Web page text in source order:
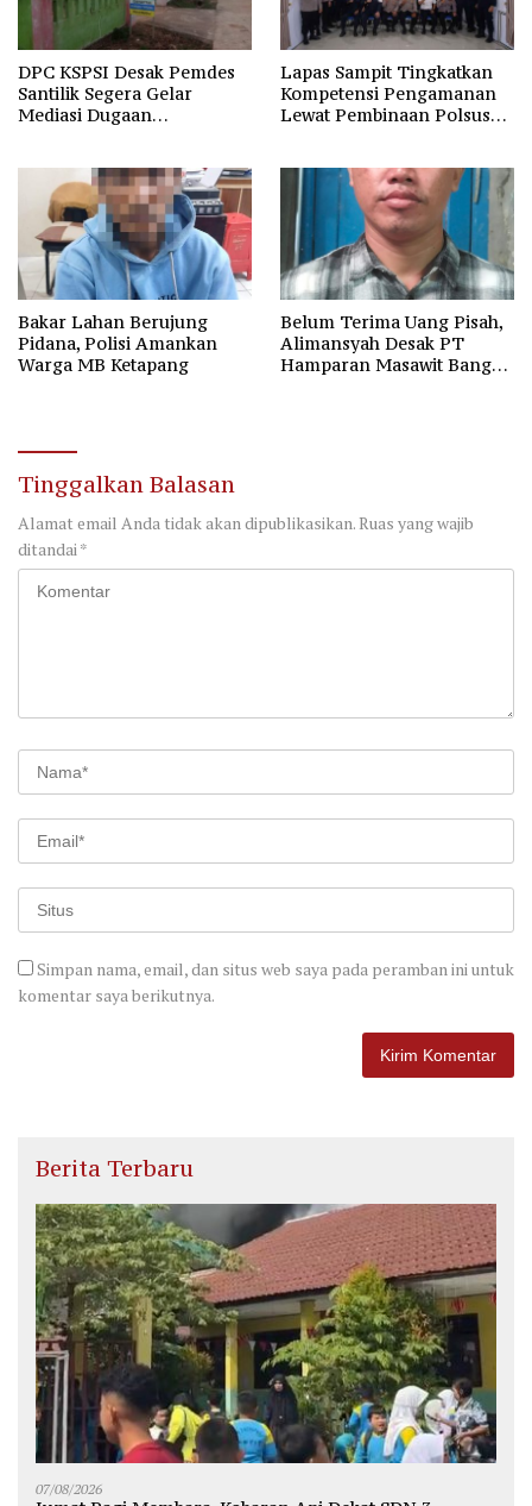
DPC KSPSI Desak Pemdes
Santilik Segera Gelar
Mediasi Dugaan
Lapas Sampit Tingkatkan
Kompetensi Pengamanan
Lewat Pembinaan Polsus
Bakar Lahan Berujung
Pidana, Polisi Amankan
Warga MB Ketapang
Belum Terima Uang Pisah,
Alimansyah Desak PT
Hamparan Masawit Bangun
Tinggalkan Balasan
Alamat email Anda tidak akan dipublikasikan.Ruas yang wajib
ditandai*
Simpan nama, email, dan situs web saya pada peramban ini untuk
komentar saya berikutnya.
Berita Terbaru
07/08/2026